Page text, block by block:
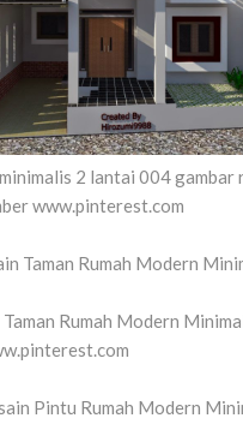
2 lantai 004 gambar
www.pinterest.com
Rumah Modern